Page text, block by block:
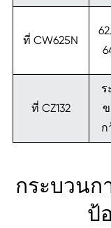
ที่ CW625N
ที่ CZ132
ร
ก
กระบวนก
ป้